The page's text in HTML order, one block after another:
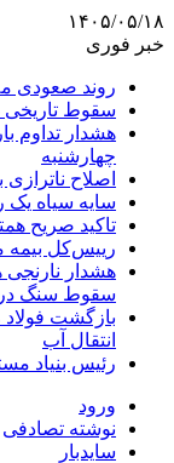
۱۴۰۵/۰۵/۱۸
خبر فوری
روند صعودی
سقوط تاریخی
چهارشنبه
اصلاح
سایه سیاه
تاکید صریح
رییس‌کل بیمه
سقوط سنگ
بازگشت فولاد
انتقال آب
رئیس بنیاد
ورود
نوشته تصادفی
سایدبار